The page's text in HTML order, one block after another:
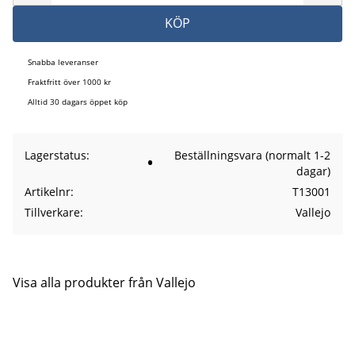
KÖP
Snabba leveranser
Fraktfritt över 1000 kr
Alltid 30 dagars öppet köp
Lagerstatus
Beställningsvara (normalt 1-2
dagar)
Artikelnr
T13001
Tillverkare
Vallejo
Visa alla produkter från Vallejo